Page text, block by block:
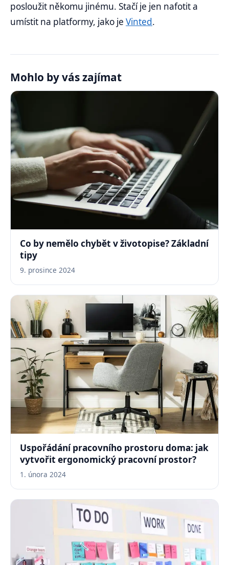
posloužit někomu jinému. Stačí je jen nafotit a
umístit na platformy, jako je Vinted.
Mohlo by vás zajímat
Co by nemělo chybět v životopise? Základní
tipy
9. prosince 2024
Uspořádání pracovního prostoru doma: jak
vytvořit ergonomický pracovní prostor?
1. února 2024